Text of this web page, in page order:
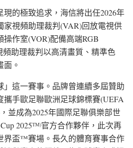
的極致追求，海信將出任2026年
視頻助理裁判(VAR)回放電視供
作室(VOR)配備高端RGB
助理裁判以高清畫質、精準色
。
」這一賽事。品牌曾連續多屆贊助
手歐足聯歐洲足球錦標賽(UEFA
，並成為2025年國際足聯俱樂部世
2025TM)官方合作夥伴，此次再
界盃™賽場。長久的體育賽事合作